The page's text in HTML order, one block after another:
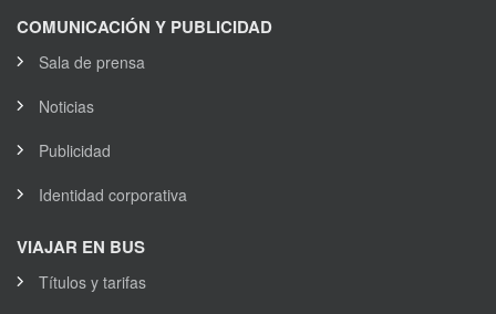
COMUNICACIÓN Y PUBLICIDAD
Sala de prensa
Noticias
Publicidad
Identidad corporativa
VIAJAR EN BUS
Títulos y tarifas